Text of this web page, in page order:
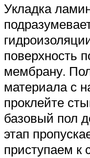
Укладка
поверхность
мембрану.
материала с
проклейте
базовый пол
этап
приступаем к